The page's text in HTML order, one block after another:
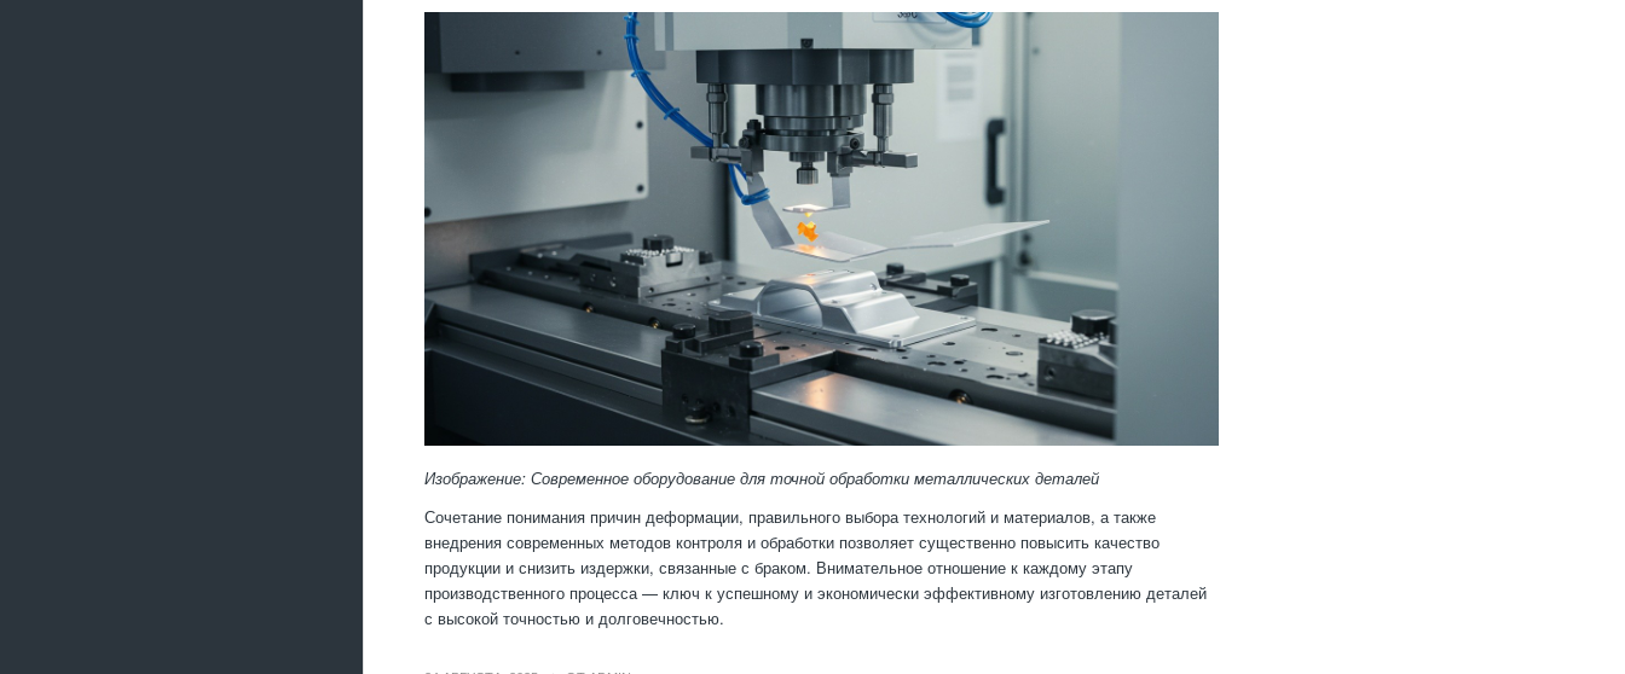
Изображение: Современное оборудование для точной обработки металлических деталей
Сочетание понимания причин деформации, правильного выбора технологий и материалов, а также
внедрения современных методов контроля и обработки позволяет существенно повысить качество
продукции и снизить издержки, связанные с браком. Внимательное отношение к каждому этапу
производственного процесса — ключ к успешному и экономически эффективному изготовлению деталей
с высокой точностью и долговечностью.